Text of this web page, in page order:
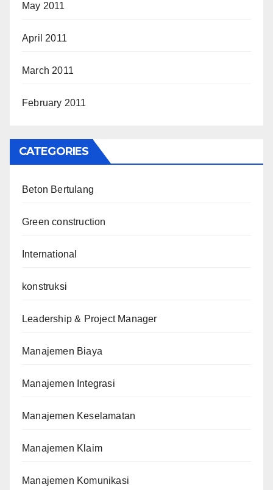
May 2011
April 2011
March 2011
February 2011
CATEGORIES
Beton Bertulang
Green construction
International
konstruksi
Leadership & Project Manager
Manajemen Biaya
Manajemen Integrasi
Manajemen Keselamatan
Manajemen Klaim
Manajemen Komunikasi